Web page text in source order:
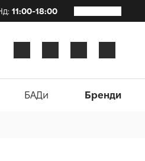
11:00-18:00
БАДи Бренди